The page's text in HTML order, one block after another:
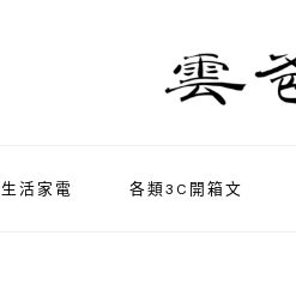
生活家電 各類3C開箱文